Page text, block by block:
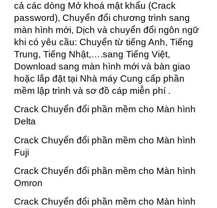
cả các dòng Mở khoá mật khẩu (Crack
password), Chuyển đổi chương trình sang
màn hình mới, Dịch và chuyển đổi ngôn ngữ
khi có yêu cầu: Chuyển từ tiếng Anh, Tiếng
Trung, Tiếng Nhật,….sang Tiếng Việt,
Download sang màn hình mới và bàn giao
hoặc lắp đặt tại Nhà máy Cung cấp phần
mềm lập trình và sơ đồ cáp miễn phí .
Crack Chuyển đổi phần mềm cho Màn hình
Delta
Crack Chuyển đổi phần mềm cho Màn hình
Fuji
Crack Chuyển đổi phần mềm cho Màn hình
Omron
Crack Chuyển đổi phần mềm cho Màn hình